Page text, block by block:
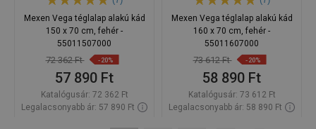
Mexen Vega téglalap alakú kád
150 x 70 cm, fehér -
55011507000
72 362 Ft -20%
57 890 Ft
Katalógusár: 72 362 Ft
Legalacsonyabb ár: 57 890 Ft
Mexen Vega téglalap alakú kád
160 x 70 cm, fehér -
55011607000
73 612 Ft -20%
58 890 Ft
Katalógusár: 73 612 Ft
Legalacsonyabb ár: 58 890 Ft